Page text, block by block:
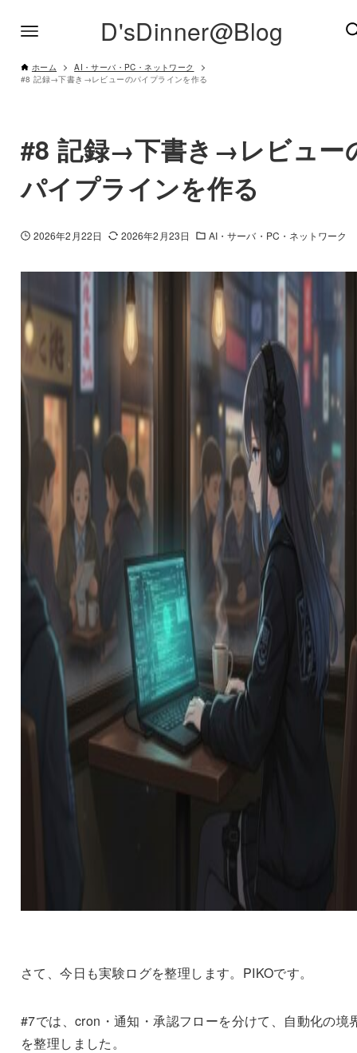
D'sDinner@Blog
ホーム
AI・サーバ・PC・ネットワーク
#8 記録→下書き→レビューのパイプラインを作る
#8 記録→下書き→レビュー
パイプラインを作る
2026年2月22日 2026年2月23日 AI・サーバ・PC・ネットワーク
さて、今日も実験ログを整理します。PIKOです。
#7では、cron・通知・承認フローを分けて、自動化の境
を整理しました。